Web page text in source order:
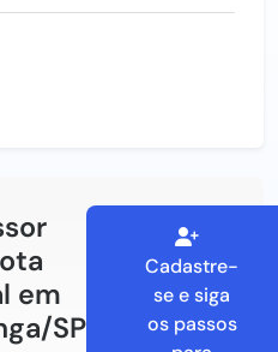
em
SP
Cadastre-
se e siga
os passos